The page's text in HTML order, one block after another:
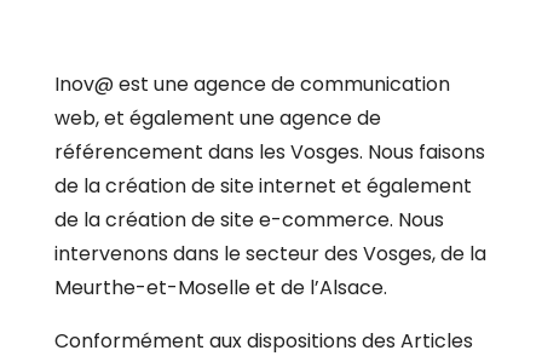
Inov@ est une agence de communication
web, et également une agence de
référencement dans les Vosges. Nous faisons
de la création de site internet et également
de la création de site e-commerce. Nous
intervenons dans le secteur des Vosges, de la
Meurthe-et-Moselle et de l’Alsace.
Conformément aux dispositions des Articles